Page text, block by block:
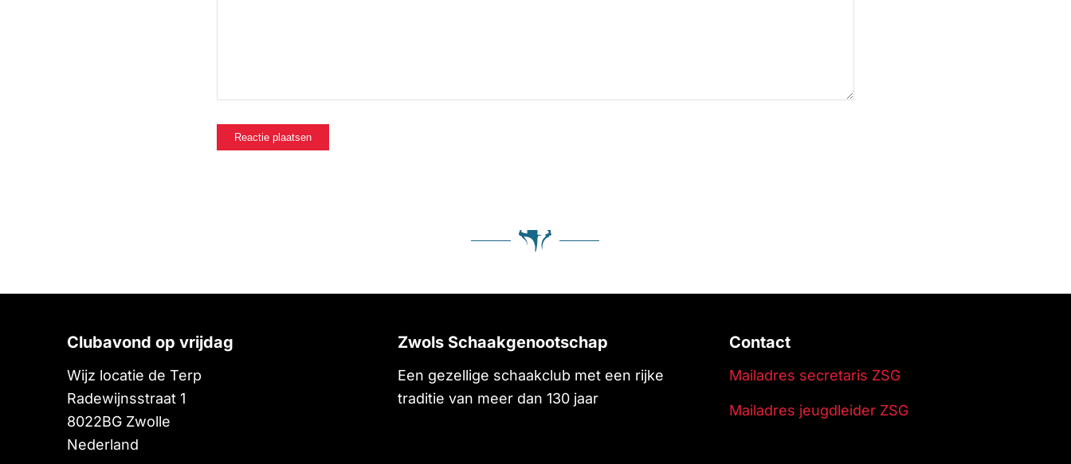
Clubavond op vrijdag
Wijz locatie de Terp
Radewijnsstraat 1
8022BG Zwolle
Nederland
Zwols Schaakgenootschap
Een gezellige schaakclub met een rijke
traditie van meer dan 130 jaar
Contact
Mailadres secretaris ZSG
Mailadres jeugdleider ZSG